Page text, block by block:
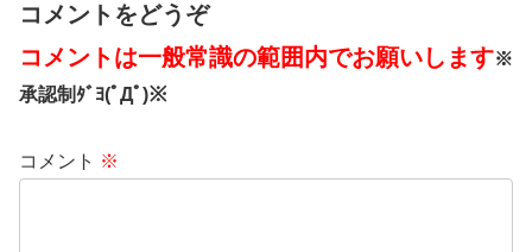
コメントをどうぞ
コメントは一般常識の範囲内でお願いします※
承認制ﾀﾞﾖ(ﾟДﾟ)※
コメント ※